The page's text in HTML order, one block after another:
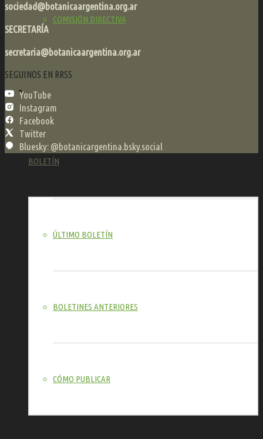
COMISIÓN DIRECTIVA
JORNADAS
BOLETÍN
ÚLTIMO BOLETÍN
BOLETINES ANTERIORES
CÓMO PUBLICAR
sociedad@botanicaargentina.org.ar
SECRETARÍA
secretaria@botanicaargentina.org.ar
SEGUINOS EN RRSS
YouTube
Instagram
Facebook
Twitter
Bluesky: @botanicargentina.bsky.social